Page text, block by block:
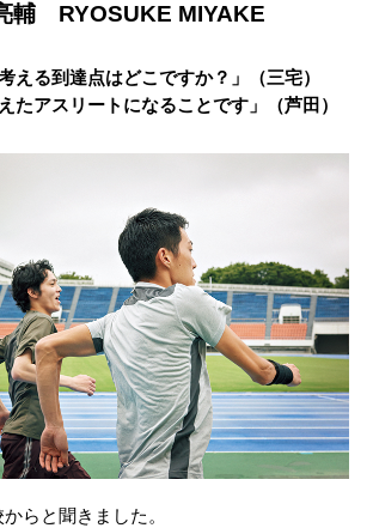
輔 RYOSUKE MIYAKE
える到達点はどこですか？」（三宅）
たアスリートになることです」（芦田）
らと聞きました。